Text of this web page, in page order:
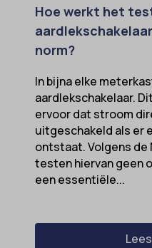
Hoe werkt het
norm?
In bijna elke
aardlekschakelaar.
ervoor dat stroom
uitgeschakeld als er
ontstaat. Volgens de
testen hiervan geen
een essentiële...